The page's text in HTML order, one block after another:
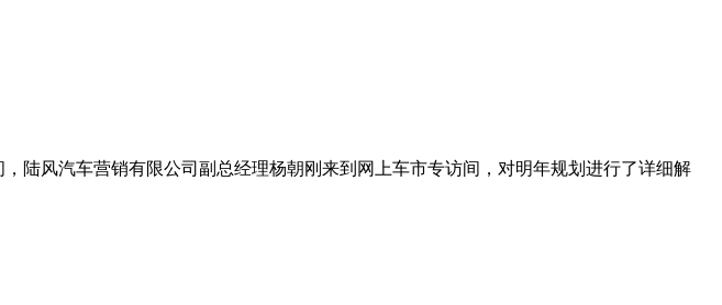
陆风汽车营销有限公司副总经理杨朝刚来到网上车市专访间，对明年规划进行了详细解